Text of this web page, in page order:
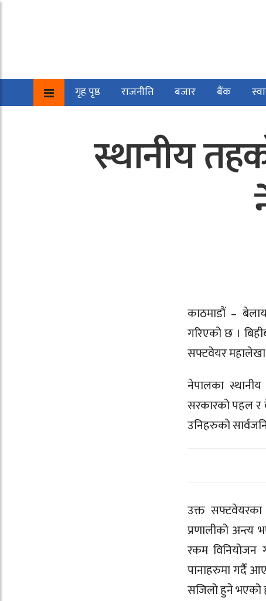
गृह पृष्ठ राजनीति बजार बैंक
स्थानीय
काठमाडौं –
गरिएको छ ।
सफ्टवेयर महालेखा
नेपालका
सरकारको पहल र
उनिहरुको
उक्त सफ्टवेयरका
प्रणालीको अन्त्य
रकम विनियोजन
पानाहरुमा गर्दै
सजिलो हुने भएको